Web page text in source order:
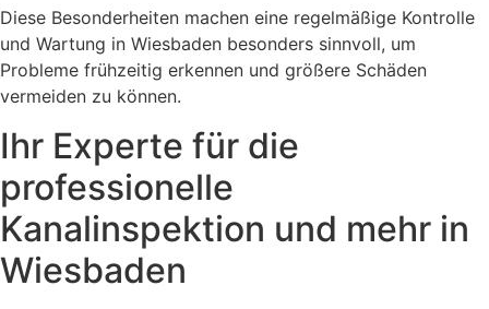
Diese Besonderheiten machen eine regelmäßige Kontrolle
und Wartung in Wiesbaden besonders sinnvoll, um
Probleme frühzeitig erkennen und größere Schäden
vermeiden zu können.
Ihr Experte für die
professionelle
Kanalinspektion und mehr in
Wiesbaden